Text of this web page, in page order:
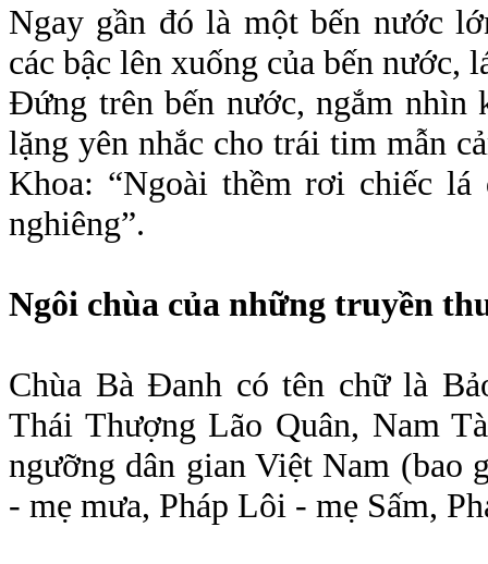
Ngay gần đó là một bến nước
các bậc lên xuống của bến
Đứng trên bến nước, ngắm nhìn
lặng yên nhắc cho trái tim mẫn
Khoa: “Ngoài thềm rơi chiếc
nghiêng”.
Ngôi chùa của những truyền
Chùa Bà Đanh có tên chữ là
Thái Thượng Lão Quân, Nam
ngưỡng dân gian Việt Nam (bao
- mẹ mưa, Pháp Lôi - mẹ Sấm,